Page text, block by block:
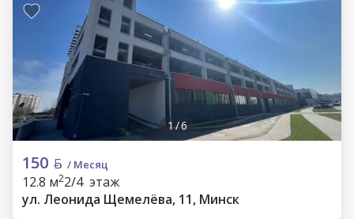
1/6
150 / Месяц
12.8 м22/4 этаж
ул. Леонида Щемелёва, 11, Минск